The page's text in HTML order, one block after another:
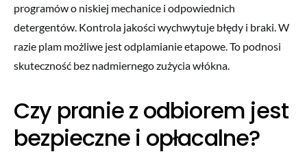
programów o niskiej mechanice i odpowiednich
detergentów. Kontrola jakości wychwytuje błędy i braki. W
razie plam możliwe jest odplamianie etapowe. To podnosi
skuteczność bez nadmiernego zużycia włókna.
Czy pranie z odbiorem jest
bezpieczne i opłacalne?